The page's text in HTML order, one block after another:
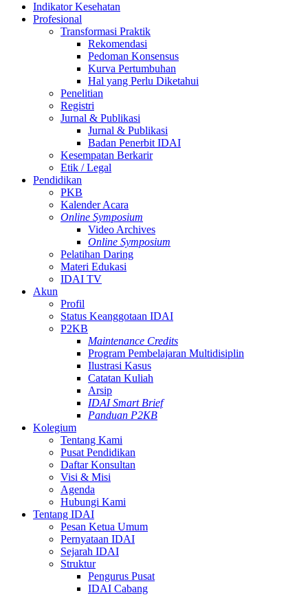
Indikator Kesehatan
Profesional
Transformasi Praktik
Rekomendasi
Pedoman Konsensus
Kurva Pertumbuhan
Hal yang Perlu Diketahui
Penelitian
Registri
Jurnal & Publikasi
Jurnal & Publikasi
Badan Penerbit IDAI
Kesempatan Berkarir
Etik / Legal
Pendidikan
PKB
Kalender Acara
Online Symposium
Video Archives
Online Symposium
Pelatihan Daring
Materi Edukasi
IDAI TV
Akun
Profil
Status Keanggotaan IDAI
P2KB
Maintenance Credits
Program Pembelajaran Multidisiplin
Ilustrasi Kasus
Catatan Kuliah
Arsip
IDAI Smart Brief
Panduan P2KB
Kolegium
Tentang Kami
Pusat Pendidikan
Daftar Konsultan
Visi & Misi
Agenda
Hubungi Kami
Tentang IDAI
Pesan Ketua Umum
Pernyataan IDAI
Sejarah IDAI
Struktur
Pengurus Pusat
IDAI Cabang